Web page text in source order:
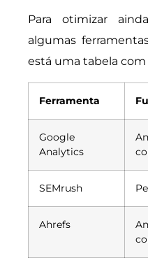
Para otimizar
algumas
está uma tabela
Ferramenta
Google
Analytics
SEMrush
Ahrefs